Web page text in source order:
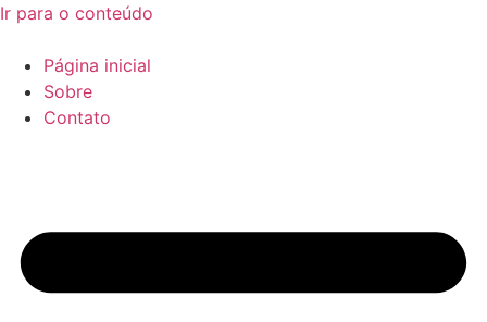
Ir para o conteúdo
Página inicial
Sobre
Contato